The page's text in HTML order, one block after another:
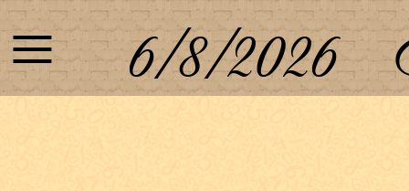
≡ 6/8/2026